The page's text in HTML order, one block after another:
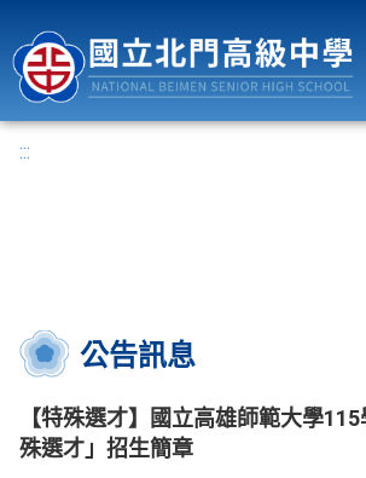
:::
公告訊息
【特殊選才】國立高雄師範大學
殊選才」招生簡章